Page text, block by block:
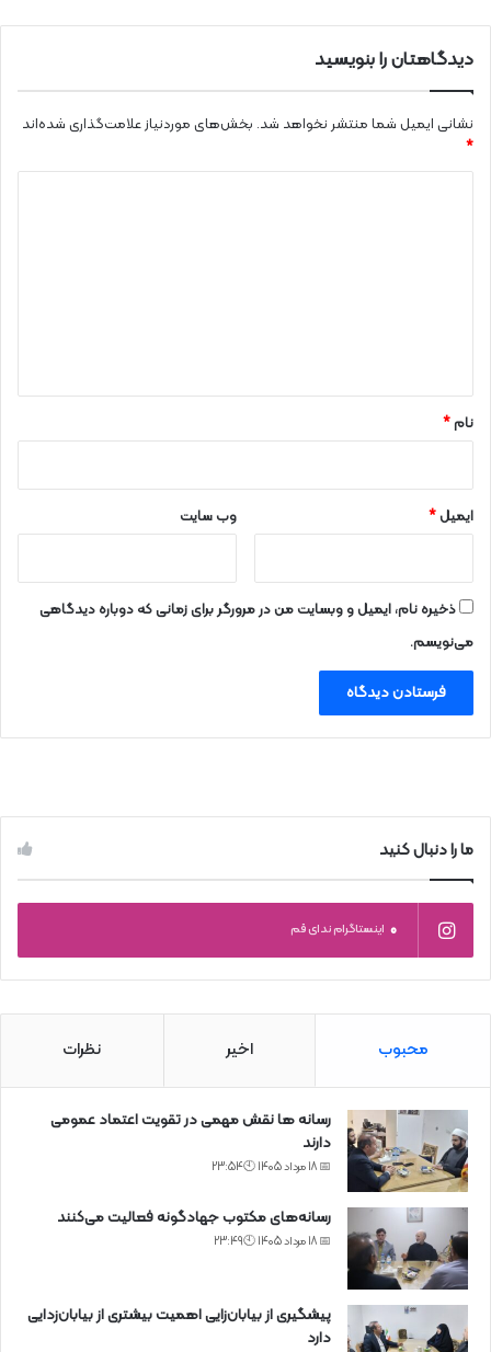
دیدگاهتان را بنویسید
نشانی ایمیل شما منتشر نخواهد شد. بخش‌های موردنیاز علامت‌گذاری شده‌اند
*
نام*
ایمیل* وب‌ سایت
ذخیره نام، ایمیل و وبسایت من در مرورگر برای زمانی که دوباره دیدگاهی
می‌نویسم.
ما را دنبال کنید
0 اینستاگرام ندای قم
محبوب اخیر نظرات
رسانه ها نقش مهمی در تقویت اعتماد عمومی
دارند
📅 18 مرداد 1405 🕙23:54
رسانه‌های مکتوب جهادگونه فعالیت می‌کنند
📅 18 مرداد 1405 🕙23:49
پیشگیری از بیابان‌زایی اهمیت بیشتری از بیابان‌زدایی
دارد